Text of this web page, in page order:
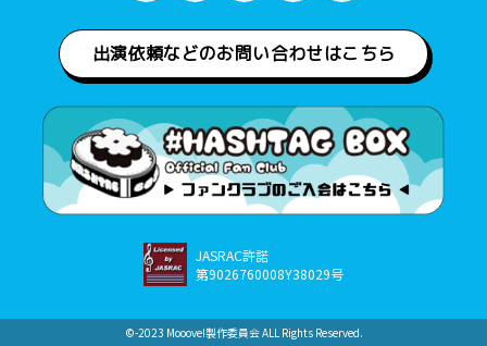
出演依頼などのお問い合わせはこちら
JASRAC許諾
第9026760008Y38029号
©︎-2023 Mooove!製作委員会 ALL Rights Reserved.